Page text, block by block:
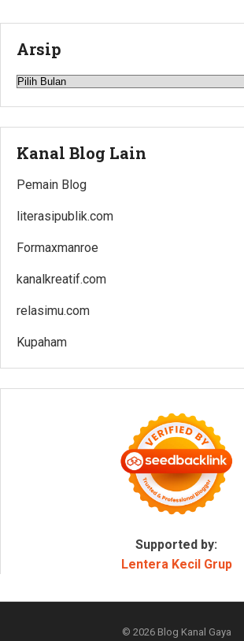
Arsip
Arsip
Kanal Blog Lain
Pemain Blog
literasipublik.com
Formaxmanroe
kanalkreatif.com
relasimu.com
Kupaham
Supported by:
Lentera Kecil Grup
© 2026 Blog Kanal Gaya